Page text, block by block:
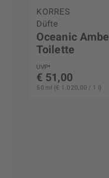
KORRES
Düfte
Oceanic
Toilette
UVP*
€ 51,00
50 ml (€ 1.020,00 / 1 l)